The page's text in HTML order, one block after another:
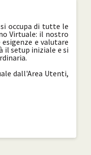
occupa di tutte le
Virtuale: il nostro
e valutare
il setup iniziale e si
dall'Area Utenti,